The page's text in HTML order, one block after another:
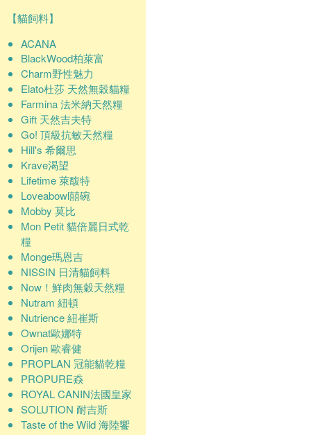
【貓飼料】
ACANA
BlackWood柏萊富
Charm野性魅力
Elato杜莎 天然無穀貓糧
Farmina 法米納天然糧
Gift 天然吉夫特
Go! 頂級抗敏天然糧
Hill's 希爾思
Krave渴望
Lifetime 萊馥特
Loveabowl囍碗
Mobby 莫比
Mon Petit 貓倍麗日式乾
糧
Monge瑪恩吉
NISSIN 日清貓飼料
Now！鮮肉無穀天然糧
Nutram 紐頓
Nutrience 紐崔斯
Ownat歐娜特
Orijen 歐睿健
PROPLAN 冠能貓乾糧
PROPURE猋
ROYAL CANIN法國皇家
SOLUTION 耐吉斯
Taste of the Wild 海陸饗